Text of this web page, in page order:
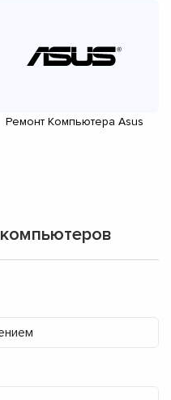
Ремонт Компьютера Asus